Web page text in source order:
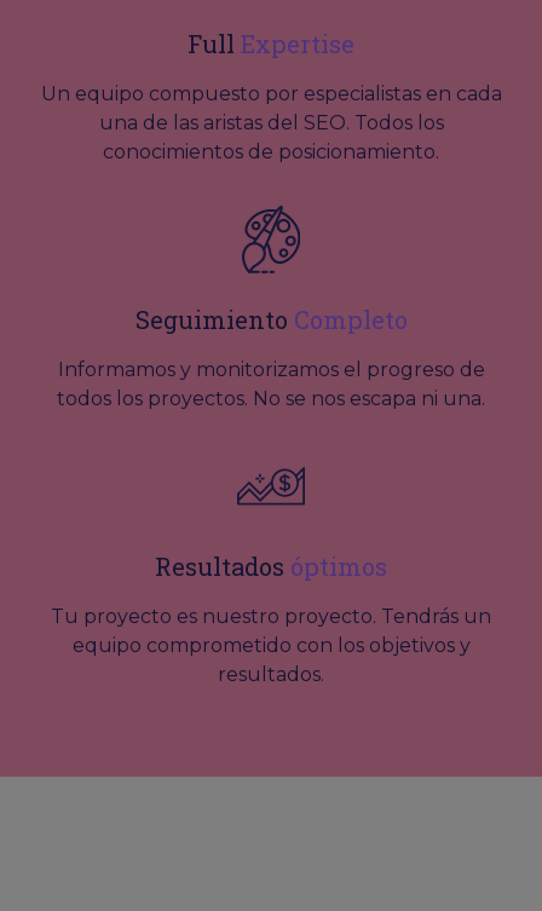
Full Expertise
Un equipo compuesto por especialistas en cada
una de las aristas del SEO. Todos los
conocimientos de posicionamiento.
Seguimiento Completo
Informamos y monitorizamos el progreso de
todos los proyectos. No se nos escapa ni una.
Resultados óptimos
Tu proyecto es nuestro proyecto. Tendrás un
equipo comprometido con los objetivos y
resultados.